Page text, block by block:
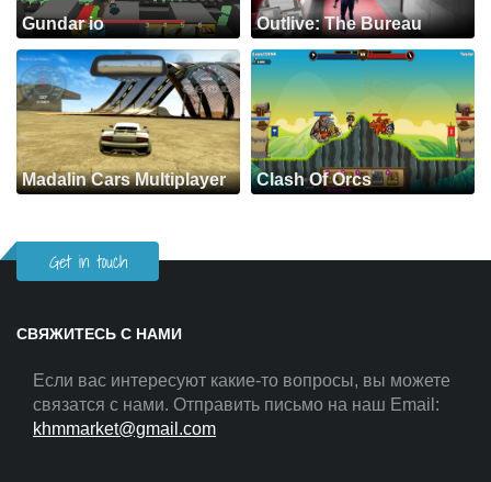
Gundar io Outlive: The Bureau
Madalin Cars Multiplayer Clash Of Orcs
Get in touch
СВЯЖИТЕСЬ С НАМИ
Если вас интересуют какие-то вопросы, вы можете
связатся с нами. Отправить письмо на наш Email:
khmmarket@gmail.com